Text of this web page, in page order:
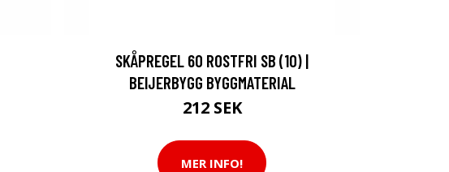
SKÅPREGEL 60 ROSTFRI SB (10) |
BEIJERBYGG BYGGMATERIAL
212 SEK
MER INFO!